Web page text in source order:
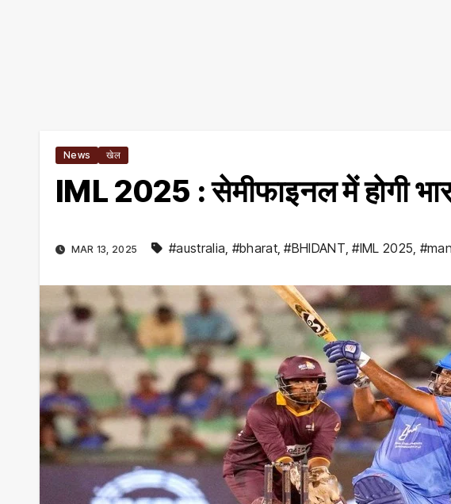
News खेल
IML 2025 : सेमीफाइनल में होगी
MAR 13, 2025 #australia, #bharat,#BHIDANT,#IML 2025,